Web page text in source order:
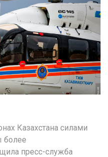
Казахстана силами
более
пресс-служба